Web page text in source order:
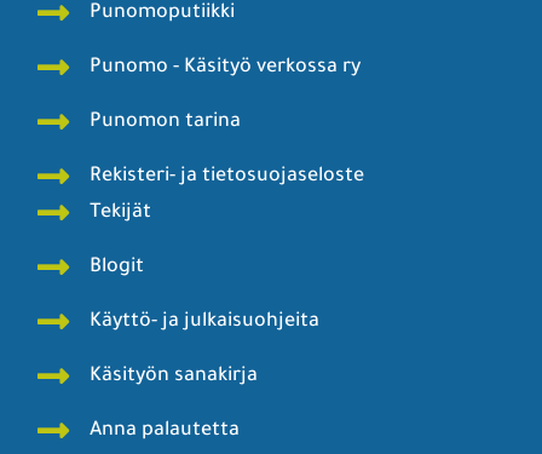
Punomoputiikki
Punomo - Käsityö verkossa ry
Punomon tarina
Rekisteri- ja tietosuojaseloste
Tekijät
Blogit
Käyttö- ja julkaisuohjeita
Käsityön sanakirja
Anna palautetta